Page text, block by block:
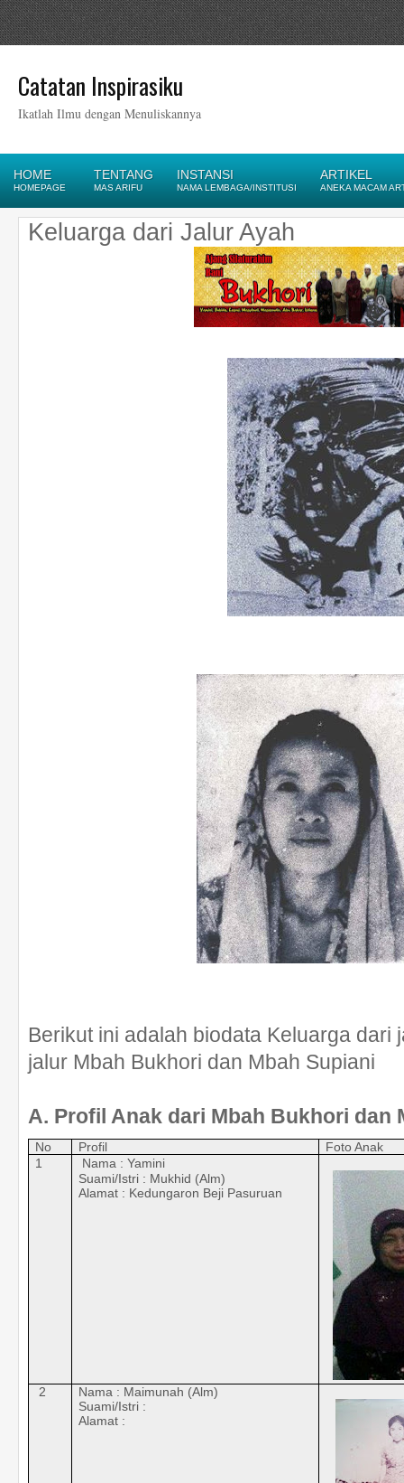
Catatan Inspirasiku
Ikatlah Ilmu dengan Menuliskannya
HOME
HOMEPAGE
TENTANG
MAS ARIFU
INSTANSI
NAMA LEMBAGA/INSTITUSI
ARTIKEL
ANEKA MACAM
Keluarga dari Jalur Ayah
Berikut ini adalah biodata Keluarga dari
jalur Mbah Bukhori dan Mbah Supiani
A. Profil Anak dari Mbah Bukhori dan
No Profil
Foto Anak
1
Nama : Yamini
Suami/Istri : Mukhid (Alm)
Alamat : Kedungaron Beji Pasuruan
2
Nama : Maimunah (Alm)
Suami/Istri :
Alamat :